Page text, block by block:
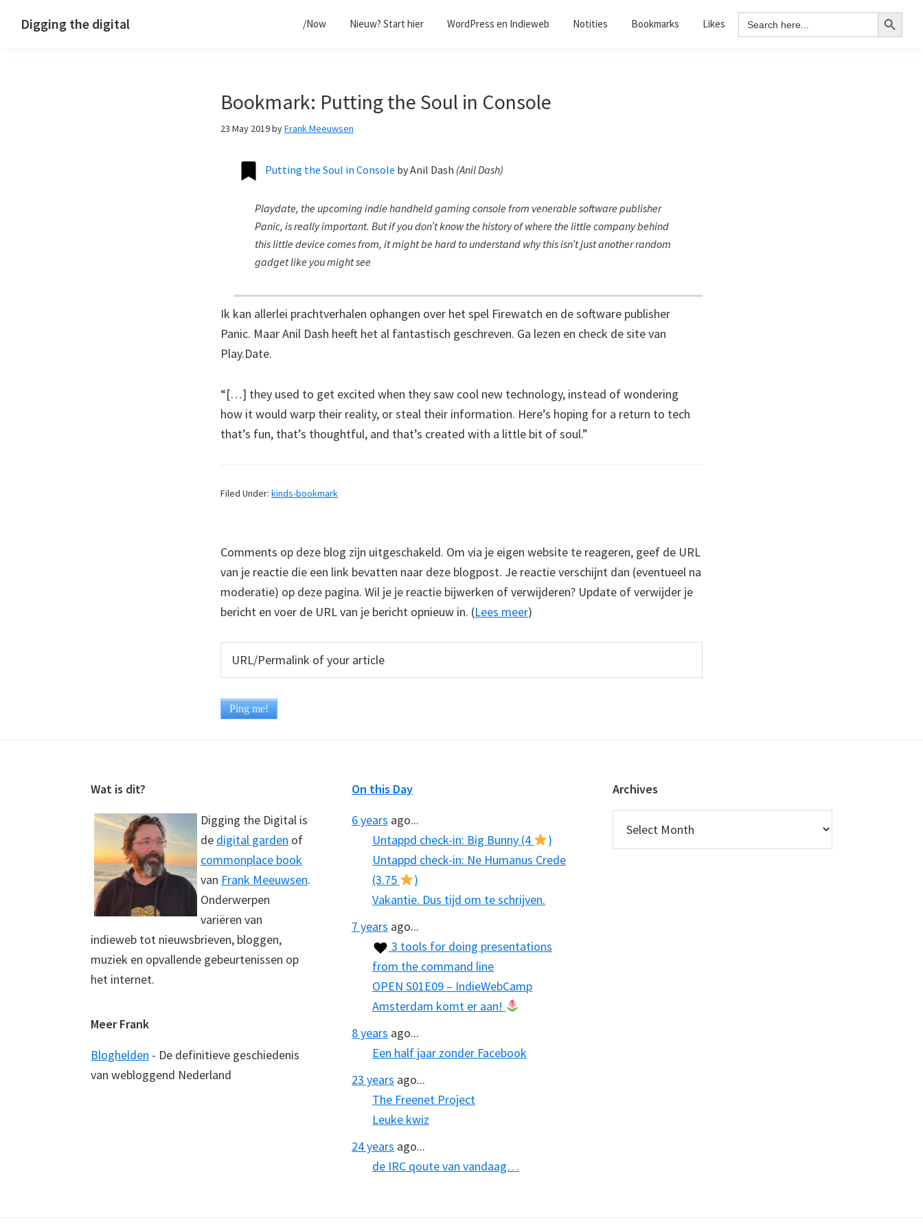
Digging the digital /Now Nieuw? Start hier WordPress en Indieweb Notities Bookmarks Likes Search
for:
Search Button
Bookmark: Putting the Soul in Console
23 May 2019byFrank Meeuwsen
Putting the Soul in Console byAnil Dash (Anil Dash)
Playdate, the upcoming indie handheld gaming console from venerable software publisher
Panic, is really important. But if you don’t know the history of where the little company behind
this little device comes from, it might be hard to understand why this isn’t just another random
gadget like you might see
Ik kan allerlei prachtverhalen ophangen over het spel Firewatch en de software publisher
Panic. Maar Anil Dash heeft het al fantastisch geschreven. Ga lezen en check de site van
Play.Date.
“[…] they used to get excited when they saw cool new technology, instead of wondering
how it would warp their reality, or steal their information. Here’s hoping for a return to tech
that’s fun, that’s thoughtful, and that’s created with a little bit of soul.”
Filed Under: kinds-bookmark
Comments op deze blog zijn uitgeschakeld. Om via je eigen website te reageren, geef de URL
van je reactie die een link bevatten naar deze blogpost. Je reactie verschijnt dan (eventueel na
moderatie) op deze pagina. Wil je je reactie bijwerken of verwijderen? Update of verwijder je
bericht en voer de URL van je bericht opnieuw in. (Lees meer)
Wat is dit?
Digging the Digital is
de digital garden of
commonplace book
van Frank Meeuwsen.
Onderwerpen
variëren van
indieweb tot nieuwsbrieven, bloggen,
muziek en opvallende gebeurtenissen op
het internet.
Meer Frank
Bloghelden - De definitieve geschiedenis
van webloggend Nederland
On this Day
6 years ago...
Untappd check-in: Big Bunny (4
)
Untappd check-in: Ne Humanus Crede
(3.75
)
Vakantie. Dus tijd om te schrijven.
7 years ago...
3 tools for doing presentations
from the command line
OPEN S01E09 – IndieWebCamp
Amsterdam komt er aan!
8 years ago...
Een half jaar zonder Facebook
23 years ago...
The Freenet Project
Leuke kwiz
24 years ago...
de IRC qoute van vandaag…
Archives